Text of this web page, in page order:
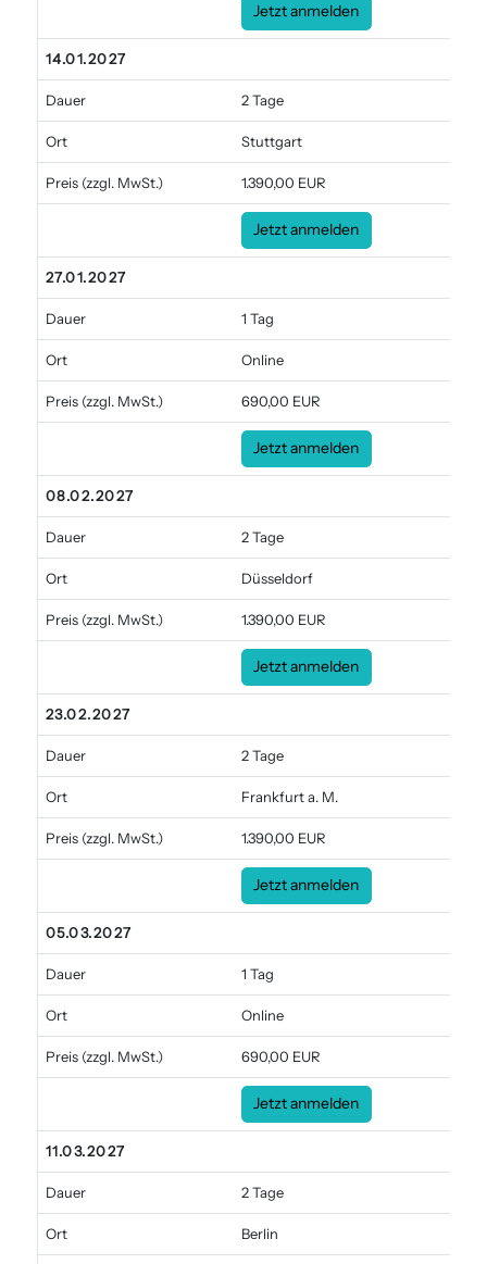
Jetzt anmelden
14.01.2027
Dauer 2 Tage
Ort Stuttgart
Preis (zzgl. MwSt.) 1.390,00 EUR
Jetzt anmelden
27.01.2027
Dauer 1 Tag
Ort Online
Preis (zzgl. MwSt.) 690,00 EUR
Jetzt anmelden
08.02.2027
Dauer 2 Tage
Ort Düsseldorf
Preis (zzgl. MwSt.) 1.390,00 EUR
Jetzt anmelden
23.02.2027
Dauer 2 Tage
Ort Frankfurt a. M.
Preis (zzgl. MwSt.) 1.390,00 EUR
Jetzt anmelden
05.03.2027
Dauer 1 Tag
Ort Online
Preis (zzgl. MwSt.) 690,00 EUR
Jetzt anmelden
11.03.2027
Dauer 2 Tage
Ort Berlin